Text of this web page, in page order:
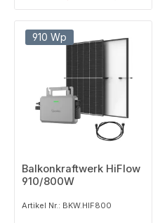
910 Wp
Balkonkraftwerk HiFlow
910/800W
Artikel Nr.: BKW.HIF800